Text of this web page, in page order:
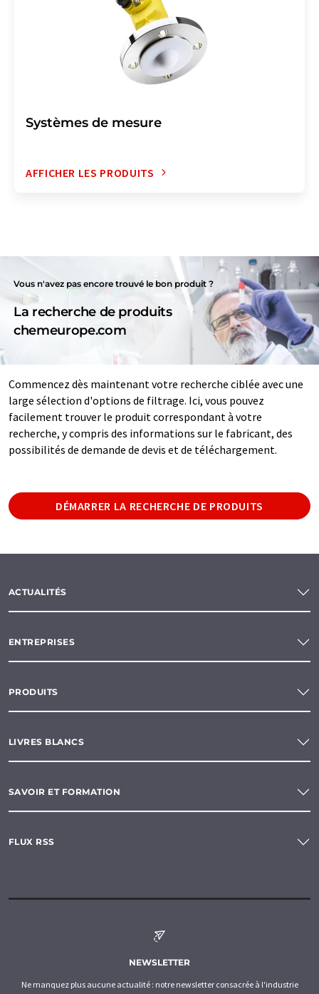
Systèmes de mesure
AFFICHER LES PRODUITS
Vous n'avez pas encore trouvé le bon produit ?
La recherche de produits
chemeurope.com
Commencez dès maintenant votre recherche ciblée avec une
large sélection d'options de filtrage. Ici, vous pouvez
facilement trouver le produit correspondant à votre
recherche, y compris des informations sur le fabricant, des
possibilités de demande de devis et de téléchargement.
DÉMARRER LA RECHERCHE DE PRODUITS
ACTUALITÉS
ENTREPRISES
PRODUITS
LIVRES BLANCS
SAVOIR ET FORMATION
FLUX RSS
NEWSLETTER
Ne manquez plus aucune actualité : notre newsletter consacrée à l'industrie